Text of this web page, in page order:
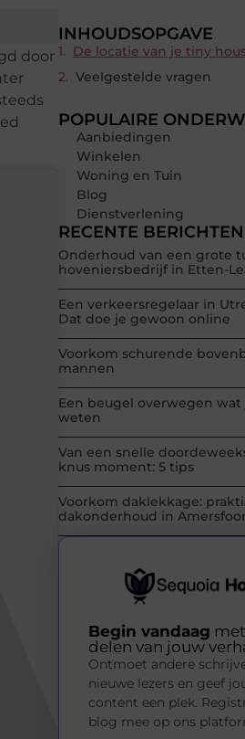
door
INHOUDSOPGAVE
De locatie van je tiny
Veelgestelde vragen
POPULAIRE
Aanbiedingen
Winkelen
Woning en Tuin
Blog
Dienstverlening
RECENTE BERICHTEN
Onderhoud van een grote
hoveniersbedrijf in Etten-
Een verkeersregelaar in
Dat doe je gewoon online
Voorkom schurende
mannen
Een beugel overwegen wat
weten
Van een snelle
knus moment: 5 tips
Voorkom daklekkage:
dakonderhoud in
Begin vandaag
delen van jouw
Ontmoet andere
nieuwe lezers en geef
content een plek.
blog mee op ons